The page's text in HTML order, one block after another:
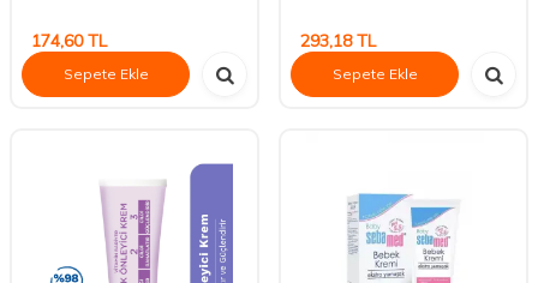
174,60TL
Sepete Ekle
293,18TL
Sepete Ekle